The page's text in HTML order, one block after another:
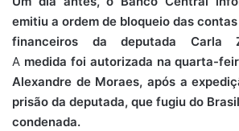
emitiu a ordem de bloqueio das
financeiros da deputada Carla
A medida foi autorizada na quarta-
Alexandre de Moraes, após a
prisão da deputada, que fugiu do
condenada.